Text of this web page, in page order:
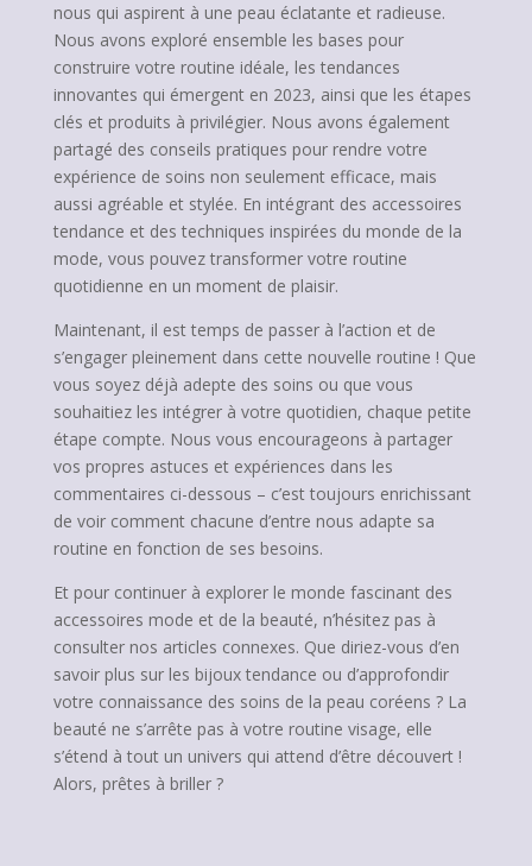
nous qui aspirent à une peau éclatante et radieuse.
Nous avons exploré ensemble les bases pour
construire votre routine idéale, les tendances
innovantes qui émergent en 2023, ainsi que les étapes
clés et produits à privilégier. Nous avons également
partagé des conseils pratiques pour rendre votre
expérience de soins non seulement efficace, mais
aussi agréable et stylée. En intégrant des accessoires
tendance et des techniques inspirées du monde de la
mode, vous pouvez transformer votre routine
quotidienne en un moment de plaisir.
Maintenant, il est temps de passer à l’action et de
s’engager pleinement dans cette nouvelle routine ! Que
vous soyez déjà adepte des soins ou que vous
souhaitiez les intégrer à votre quotidien, chaque petite
étape compte. Nous vous encourageons à partager
vos propres astuces et expériences dans les
commentaires ci-dessous – c’est toujours enrichissant
de voir comment chacune d’entre nous adapte sa
routine en fonction de ses besoins.
Et pour continuer à explorer le monde fascinant des
accessoires mode et de la beauté, n’hésitez pas à
consulter nos articles connexes. Que diriez-vous d’en
savoir plus sur les bijoux tendance ou d’approfondir
votre connaissance des soins de la peau coréens ? La
beauté ne s’arrête pas à votre routine visage, elle
s’étend à tout un univers qui attend d’être découvert !
Alors, prêtes à briller ?